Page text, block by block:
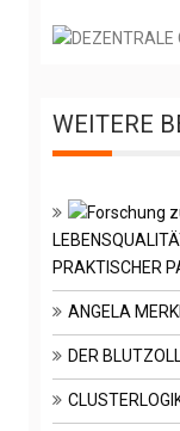
WEITERE
PRAKTISCHER
ANGELA
DER